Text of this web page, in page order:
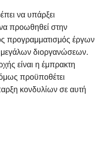
να υπάρξει
προωθηθεί στην
προγραμματισμός έργων
μεγάλων διοργανώσεων.
είναι η έμπρακτη
προϋποθέτει
κονδυλίων σε αυτή